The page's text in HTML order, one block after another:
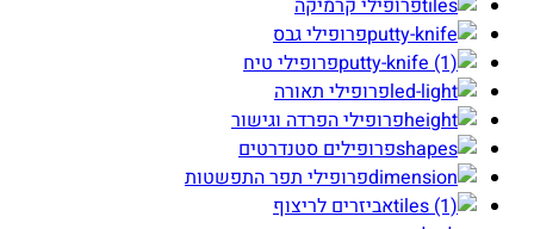
פרופילי קרמיקה
פרופילי גבס
פרופילי טיח
פרופילי תאורה
פרופילי הפרדה וגישור
פרופילים סטנדרטים
פרופילי תפר התפשטות
אביזרים לריצוף